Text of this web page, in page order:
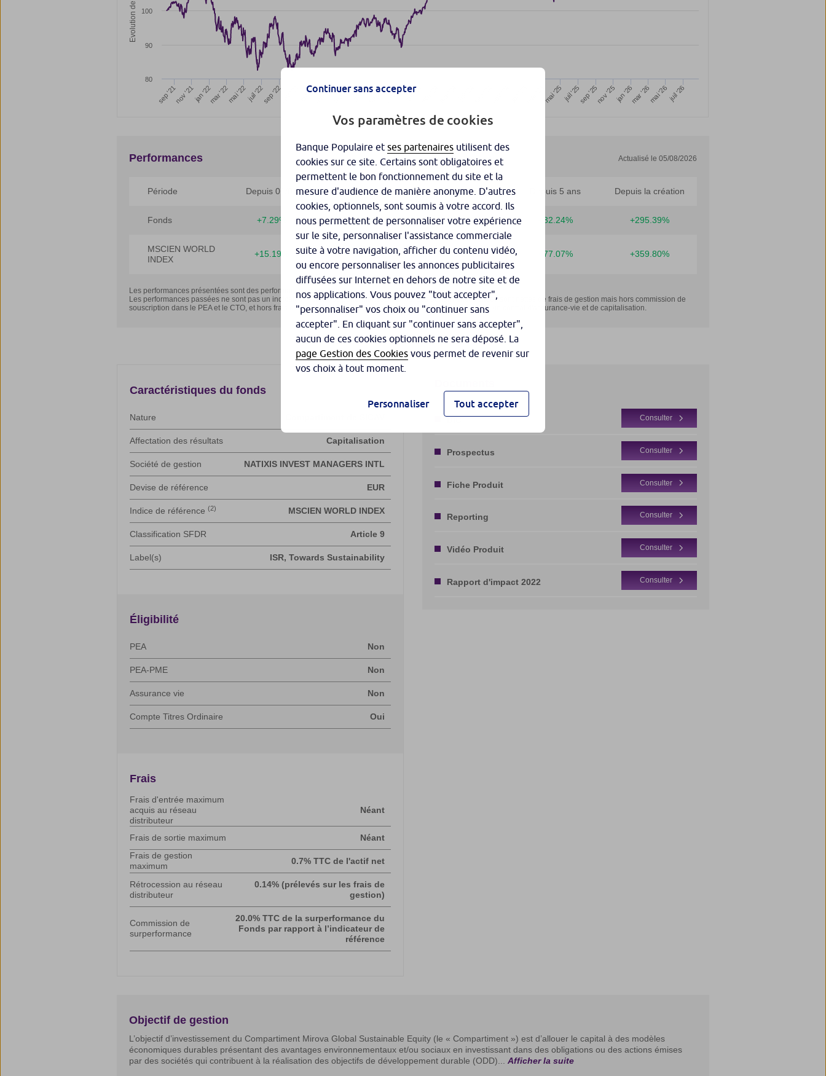
Continuer sans accepter
Vos paramètres de cookies
Banque Populaire et ses partenaires utilisent des
cookies sur ce site. Certains sont obligatoires et
permettent le bon fonctionnement du site et la
mesure d'audience de manière anonyme. D'autres
cookies, optionnels, sont soumis à votre accord. Ils
nous permettent de personnaliser votre expérience
sur le site, personnaliser l'assistance commerciale
suite à votre navigation, afficher du contenu vidéo,
ou encore personnaliser les annonces publicitaires
diffusées sur Internet en dehors de notre site et de
nos applications. Vous pouvez "tout accepter",
"personnaliser" vos choix ou "continuer sans
accepter". En cliquant sur "continuer sans accepter",
aucun de ces cookies optionnels ne sera déposé. La
page Gestion des Cookies vous permet de revenir sur
vos choix à tout moment.
Personnaliser Tout accepter